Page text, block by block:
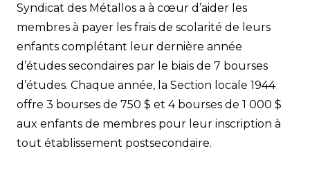
Syndicat des Métallos a à cœur d’aider les
membres à payer les frais de scolarité de leurs
enfants complétant leur dernière année
d’études secondaires par le biais de 7 bourses
d’études. Chaque année, la Section locale 1944
offre 3 bourses de 750 $ et 4 bourses de 1 000 $
aux enfants de membres pour leur inscription à
tout établissement postsecondaire.